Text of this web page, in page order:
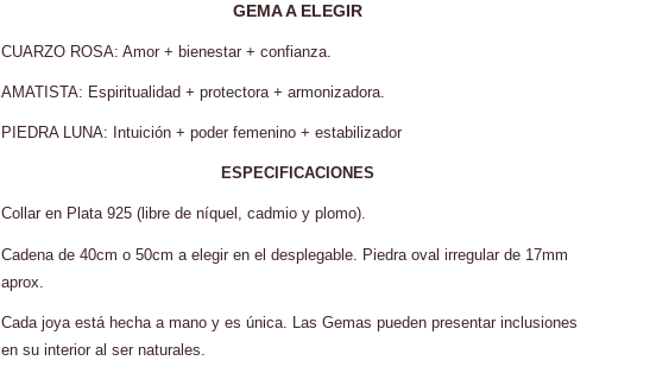
GEMA A ELEGIR
CUARZO ROSA: Amor + bienestar + confianza.
AMATISTA: Espiritualidad + protectora + armonizadora.
PIEDRA LUNA: Intuición + poder femenino + estabilizador
ESPECIFICACIONES
Collar en Plata 925 (libre de níquel, cadmio y plomo).
Cadena de 40cm o 50cm a elegir en el desplegable. Piedra oval irregularde 17mm
aprox.
Cada joya está hecha a mano y es única. Las Gemas pueden presentar inclusiones
en su interior al ser naturales.